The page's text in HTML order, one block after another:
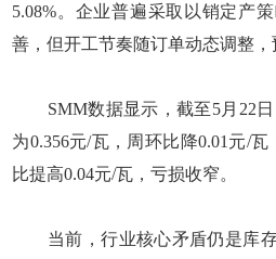
5.08%。企业普遍采取以销定产
善，但开工节奏随订单动态调整，
SMM数据显示，截至5月22日
为0.356元/瓦，周环比降0.01元/
比提高0.04元/瓦，亏损收窄。
当前，行业核心矛盾仍是库存